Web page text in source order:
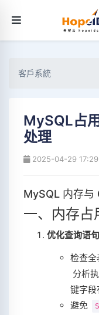
客戶系統
MySQL占
处理
2025-04-29 17:29
MySQL 内存与
一、内存占
优化查询语
检查全
分析
键字段
避免